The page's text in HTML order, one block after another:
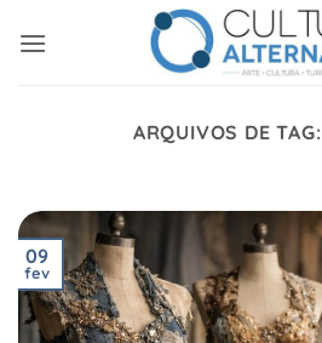
ARQUIVOS DE TAG:
09
fev